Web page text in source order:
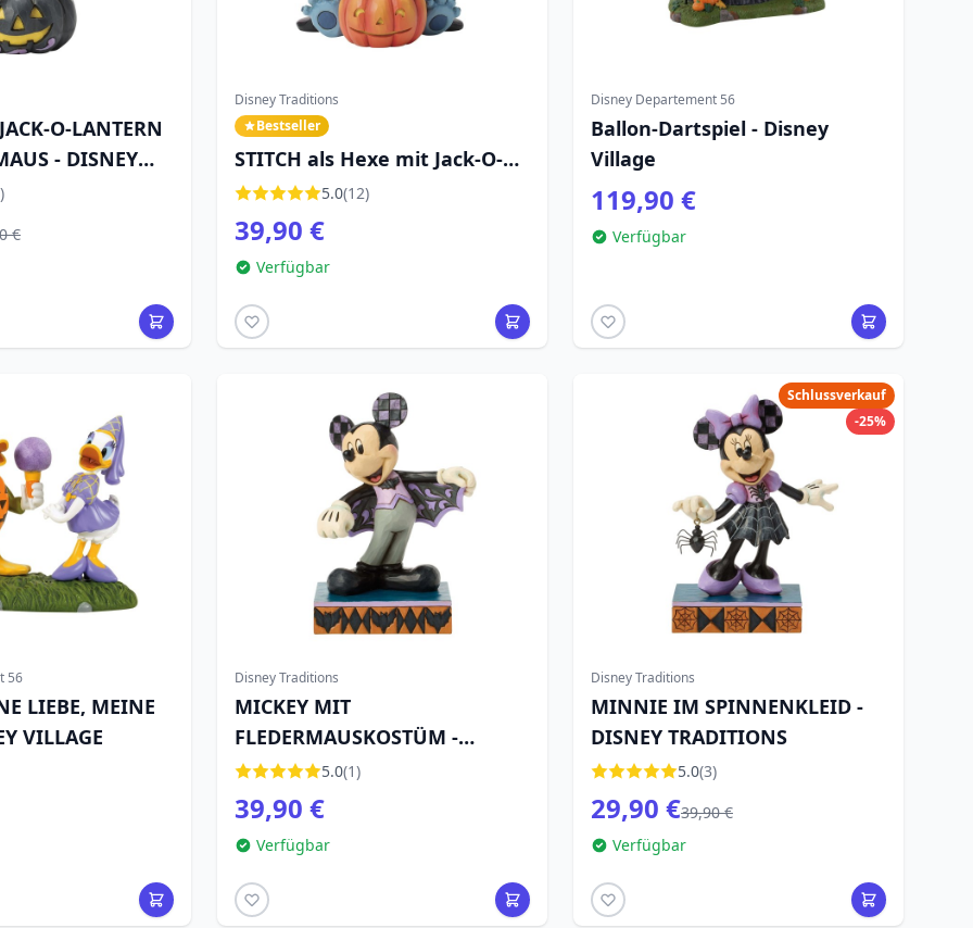
O-LANTERN
- DISNEY
€
Disney Traditions
Bestseller
STITCH als Hexe mit Jack-O-
Lantern - DISNEY TRADITIONS
5.0(12)
39,90 €
Verfügbar
Disney Departement 56
Ballon-Dartspiel - Disney
Village
119,90 €
Verfügbar
56
LIEBE, MEINE
VILLAGE
Disney Traditions
MICKEY MIT
FLEDERMAUSKOSTÜM -
DISNEY TRADITIONS
5.0(1)
39,90 €
Verfügbar
Schlussverkauf
-25%
Disney Traditions
MINNIE IM SPINNENKLEID -
DISNEY TRADITIONS
5.0(3)
29,90 €39,90 €
Verfügbar